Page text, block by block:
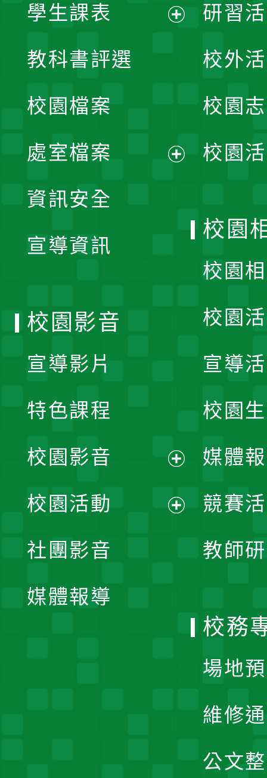
學生課表
單
教科書評選
校園檔案
處室檔案
資訊安全
宣導資訊
研習
校外
校園
校園
校園
校園
校園
宣導
校園
媒體
競賽
教師
校園影音
宣導影片
特色課程
校園影音
開
校園活動
社團影音
媒體報導
校務
場地
維修
公文